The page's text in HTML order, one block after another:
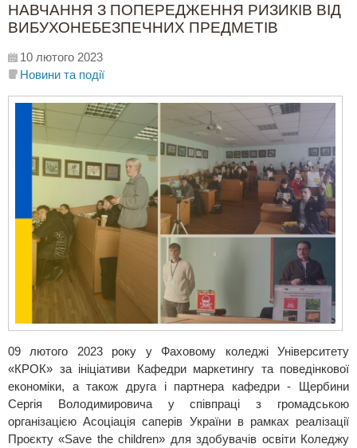
НАВЧАННЯ З ПОПЕРЕДЖЕННЯ РИЗИКІВ ВІД
ВИБУХОНЕБЕЗПЕЧНИХ ПРЕДМЕТІВ
10 лютого 2023
Новини та події
09 лютого 2023 року у Фаховому коледжі Університету
«КРОК» за ініціативи Кафедри маркетингу та поведінкової
економіки, а також друга і партнера кафедри - Щербини
Сергія Володимировича у співпраці з громадською
організацією Асоціація саперів України в рамках реалізації
Проєкту «Save the children» для здобувачів освіти Коледжу